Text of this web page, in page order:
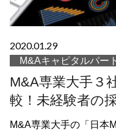
2020.01.29
M&Aキャピタルパー
M&A専業大手３
較！未経験者の
M&A専業大手の「日本